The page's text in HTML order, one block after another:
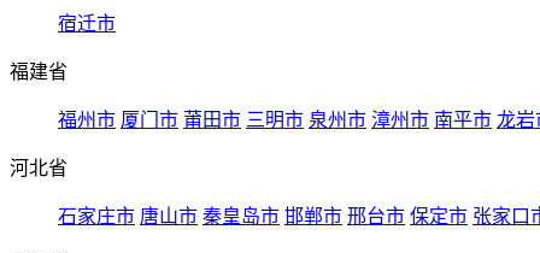
宿迁市
福建省
福州市 厦门市 莆田市 三明市 泉州市 漳州市 南平市 龙岩
河北省
石家庄市 唐山市 秦皇岛市 邯郸市 邢台市 保定市 张家口